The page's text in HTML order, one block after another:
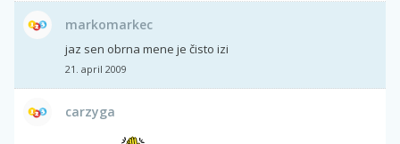
markomarkec
jaz sen obrna mene je čisto izi
21. april 2009
carzyga